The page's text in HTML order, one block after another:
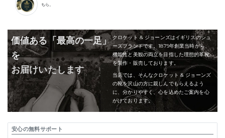
ちら。
価値ある「最高の一足」
を
お届けいたします
クロケット & ジョーンズはイギリスのシュ
ーズブランドです。1879年創業当時から、
機能性と美観の両立を目指した理想的革靴
を製作・販売しております。
当店では、そんなクロケット & ジョーンズ
の靴を沢山の方に親しんでもらえるよう
に、分かりやすく、心を込めたご案内を心
がけております。
安心の無料サポート